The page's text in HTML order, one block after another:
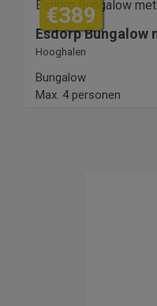
€389
Esdorp Bungalow
Hooghalen
Bungalow
Max. 4 personen